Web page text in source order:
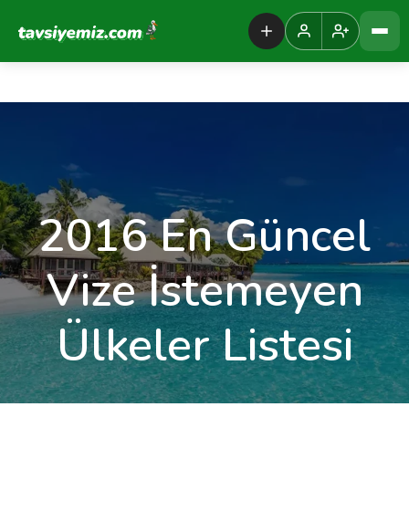
Tavsiyemiz Anasayfa
2016 En Güncel
Vize İstemeyen
Ülkeler Listesi